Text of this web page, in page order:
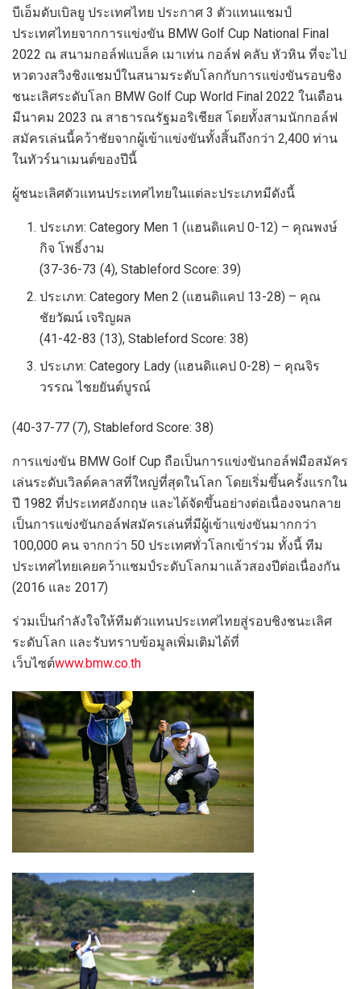
บีเอ็มดับเบิลยู ประเทศไทย ประกาศ 3 ตัวแทนแชมป์
ประเทศไทยจากการแข่งขัน BMW Golf Cup National Final
2022 ณ สนามกอล์ฟแบล็ค เมาเท่น กอล์ฟ คลับ หัวหิน ที่จะไป
หวดวงสวิงชิงแชมป์ในสนามระดับโลกกับการแข่งขันรอบชิง
ชนะเลิศระดับโลก BMW Golf Cup World Final 2022 ในเดือน
มีนาคม 2023 ณ สาธารณรัฐมอริเชียส โดยทั้งสามนักกอล์ฟ
สมัครเล่นนี้คว้าชัยจากผู้เข้าแข่งขันทั้งสิ้นถึงกว่า 2,400 ท่าน
ในทัวร์นาเมนต์ของปีนี้
ผู้ชนะเลิศตัวแทนประเทศไทยในแต่ละประเภทมีดังนี้
ประเภท: Category Men 1 (แฮนดิแคป 0-12) – คุณพงษ์
กิจ โพธิ์งาม
(37-36-73 (4), Stableford Score: 39)
ประเภท: Category Men 2 (แฮนดิแคป 13-28) – คุณ
ชัยวัฒน์ เจริญผล
(41-42-83 (13), Stableford Score: 38)
ประเภท: Category Lady (แฮนดิแคป 0-28) – คุณจิร
วรรณ ไชยยันต์บูรณ์
(40-37-77 (7), Stableford Score: 38)
การแข่งขัน BMW Golf Cup ถือเป็นการแข่งขันกอล์ฟมือสมัคร
เล่นระดับเวิลด์คลาสที่ใหญ่ที่สุดในโลก โดยเริ่มขึ้นครั้งแรกใน
ปี 1982 ที่ประเทศอังกฤษ และได้จัดขึ้นอย่างต่อเนื่องจนกลาย
เป็นการแข่งขันกอล์ฟสมัครเล่นที่มีผู้เข้าแข่งขันมากกว่า
100,000 คน จากกว่า 50 ประเทศทั่วโลกเข้าร่วม ทั้งนี้ ทีม
ประเทศไทยเคยคว้าแชมป์ระดับโลกมาแล้วสองปีต่อเนื่องกัน
(2016 และ 2017)
ร่วมเป็นกำลังใจให้ทีมตัวแทนประเทศไทยสู่รอบชิงชนะเลิศ
ระดับโลก และรับทราบข้อมูลเพิ่มเติมได้ที่
เว็บไซต์www.bmw.co.th